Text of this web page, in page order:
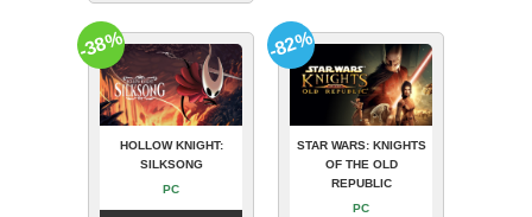
HOLLOW KNIGHT:
SILKSONG
PC
-38%
STAR WARS: KNIGHTS
OF THE OLD
REPUBLIC
PC
-82%